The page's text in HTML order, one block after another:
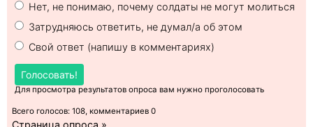
Нет, не понимаю, почему солдаты не могут молиться
Затрудняюсь ответить, не думал/а об этом
Свой ответ (напишу в комментариях)
Голосовать!
Для просмотра результатов опроса вам нужно проголосовать
Всего голосов: 108, комментариев 0